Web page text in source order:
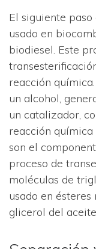
El siguiente
usado en
biodiesel. Este
reacción
un alcohol,
un catalizador,
reacción
son el
proceso de
moléculas de
usado en
glicerol del